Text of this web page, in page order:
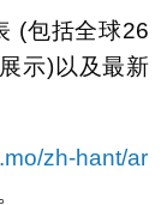
(包括全球26
示)以及最新
zh-hant/ar
。